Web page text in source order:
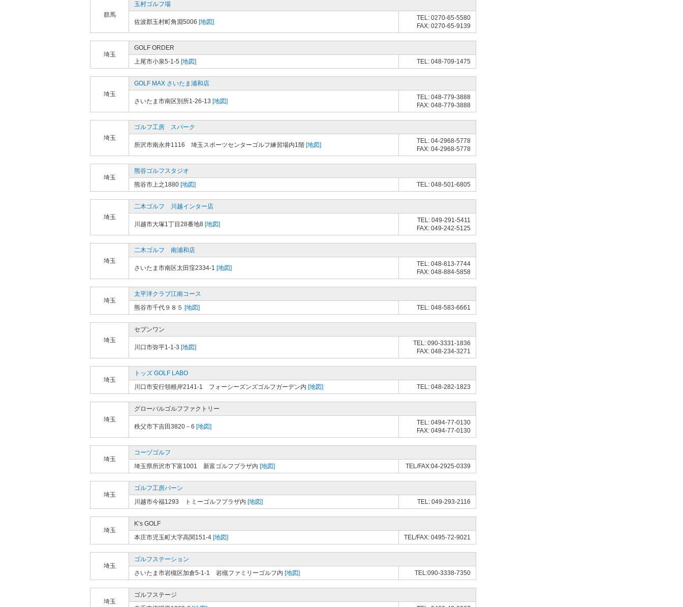
群馬
玉村ゴルフ場
佐波郡玉村町角淵5006 [地図]
TEL: 0270-65-5580
FAX: 0270-65-9139
埼玉
GOLF ORDER
上尾市小泉5-1-5 [地図] TEL: 048-709-1475
埼玉
GOLF MAX さいたま浦和店
さいたま市南区別所1-26-13 [地図]
TEL: 048-779-3888
FAX: 048-779-3888
埼玉
ゴルフ工房 スパーク
所沢市南永井1116 埼玉スポーツセンターゴルフ練習場内1階 [地図]
TEL: 04-2968-5778
FAX: 04-2968-5778
埼玉
熊谷ゴルフスタジオ
熊谷市上之1880 [地図] TEL: 048-501-6805
埼玉
二木ゴルフ 川越インター店
川越市大塚1丁目28番地8 [地図]
TEL: 049-291-5411
FAX: 049-242-5125
埼玉
二木ゴルフ 南浦和店
さいたま市南区太田窪2334-1 [地図]
TEL: 048-813-7744
FAX: 048-884-5858
埼玉
太平洋クラブ江南コース
熊谷市千代９８５ [地図] TEL: 048-583-6661
埼玉
セブンワン
川口市弥平1-1-3 [地図]
TEL: 090-3331-1836
FAX: 048-234-3271
埼玉
トッズ GOLF LABO
川口市安行領根岸2141-1 フォーシーズンズゴルフガーデン内 [地図] TEL: 048-282-1823
埼玉
グローバルゴルフファクトリー
秩父市下吉田3820－6 [地図]
TEL: 0494-77-0130
FAX: 0494-77-0130
埼玉
コーヅゴルフ
埼玉県所沢市下富1001 新富ゴルフプラザ内 [地図] TEL/FAX:04-2925-0339
埼玉
ゴルフ工房バーン
川越市今福1293 トミーゴルフプラザ内 [地図] TEL: 049-293-2116
埼玉
K’s GOLF
本庄市児玉町大字高関151-4 [地図] TEL/FAX: 0495-72-9021
埼玉
ゴルフステーション
さいたま市岩槻区加倉5-1-1 岩槻ファミリーゴルフ内 [地図] TEL:090-3338-7350
埼玉
ゴルフステージ